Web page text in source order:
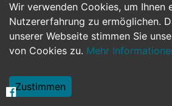
Wir verwenden Cookies, um Ihnen
Nutzererfahrung zu ermöglichen.
unserer Webseite stimmen Sie
von Cookies zu. Mehr
Zustimmen
Personalwesen Assistenz,
Hilfskräfte, Aushilfs- und
Weiterbildung, Studium, duale